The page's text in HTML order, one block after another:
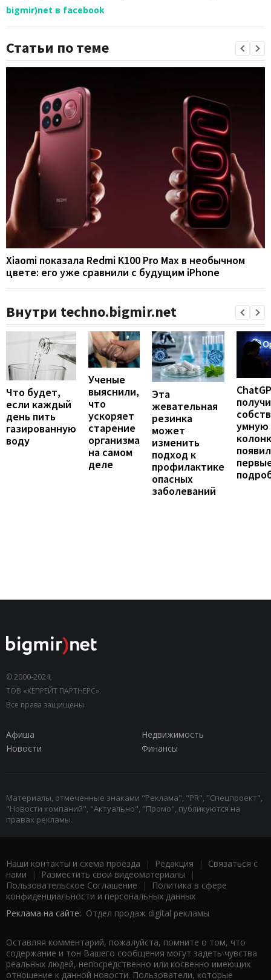
bigmir)net в facebook
Статьи по теме
Xiaomi показала Redmi K100 Pro Max в необычном
цвете: его уже сравнили с будущим iPhone
Внутри techno.bigmir.net
Что будет,
если каждый
день пить
газированную
воду
Ученые
выяснили,
что
ускоряет
старение
организма
на самом
деле
Эта
жевательная
резинка
может
изменить
подход к
профилактике
опасных
заболеваний
умную
© 2000-2024,
ТОВ «КЕПРЕЙТ ПАРТНЕРС».
Все права защищены.
Афиша
Недвижимость
Новости
Финансы
Материалы, отмеченные знаками "Реклама", "PR", "Спецпроект",
"Новости компаний", "Актуально", "Промо", публикуются на
правах рекламы.
Наши контакты и схема проезда | Редакция | Связаться с
нами | Разместить свои видеоматериалы |
Пользовательское Соглашение |
Политика в сфере
конфиденциальности и персональных данных
Реклама на сайте: Отдел продаж digital рекламы
Оставляя комментарий, пожалуйста, помните о том, что
содержание и тон Вашего сообщения могут задеть чувства
реальных людей, непосредственно или косвенно имеющих
отношение к данной новости. Пользователи, которые